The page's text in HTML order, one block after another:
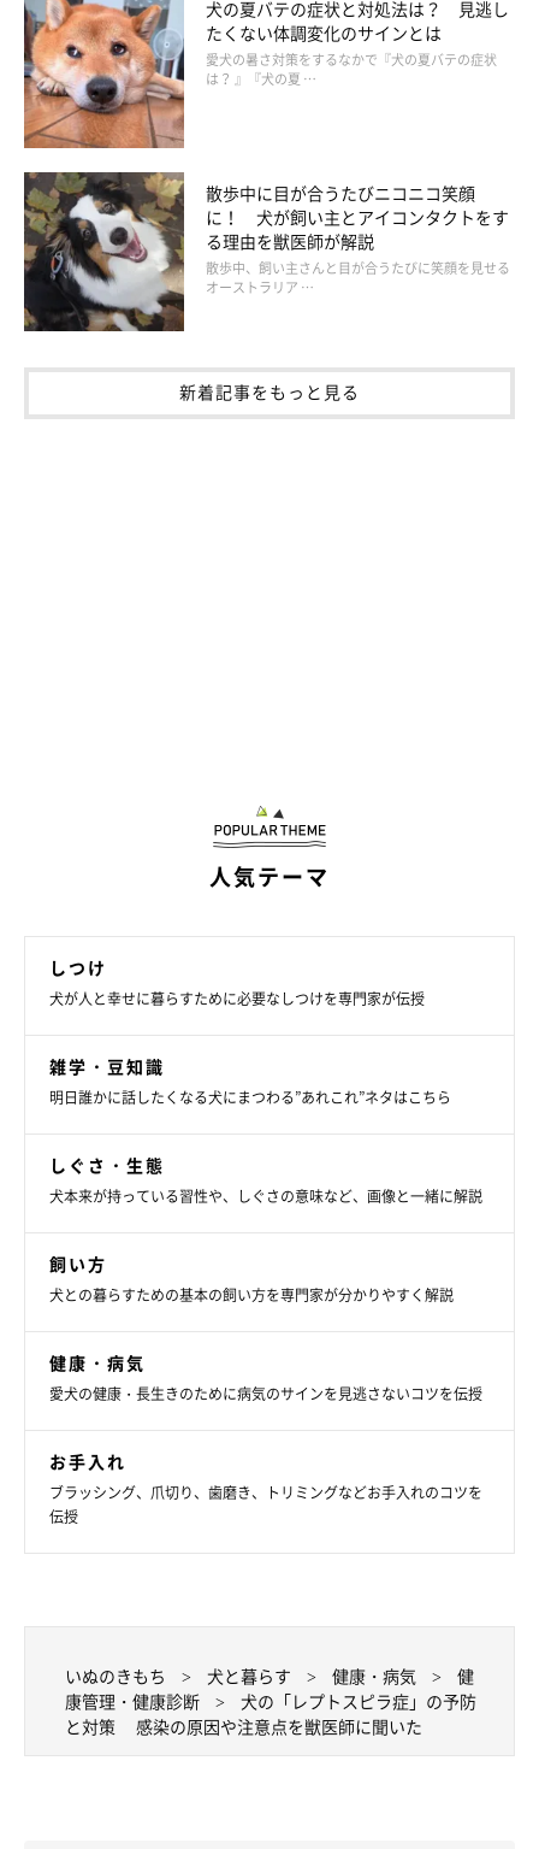
が落ちているときは感染、発症しやすくなるので川や山に遊びに
行かないほうがよいでしょう。
いぬのきもち投稿写真ギャラリー
ではここからは、犬のレプトスピラ症の予防対策についてみてい
きましょう。
犬のレプトスピラ症の予防として、ワクチンを接種することがで
きます。
なお、レプトスピラ症のワクチンを接種しても犬がレプトスピラ
症を発症するケースも考えられます。この理由として、レプトス
ピラには多くの型があり、混合ワクチンで全ての型を予防できる
って感染が成立してしまうことがあります。
犬の夏バテの症状と対処法は？ 見逃し
たくない体調変化のサインとは
愛犬の暑さ対策をするなかで『犬の夏バテの症状
は？ 』『犬の夏 …
散歩中に目が合うたびニコニコ笑顔
に！ 犬が飼い主とアイコンタクトをす
る理由を獣医師が解説
散歩中、飼い主さんと目が合うたびに笑顔を見せる
オーストラリア …
新着記事をもっと見る
人気テーマ
しつけ
犬が人と幸せに暮らすために必要なしつけを専門家が伝授
雑学・豆知識
明日誰かに話したくなる犬にまつわる”あれこれ”ネタはこちら
しぐさ・生態
犬本来が持っている習性や、しぐさの意味など、画像と一緒に解説
飼い方
犬との暮らすための基本の飼い方を専門家が分かりやすく解説
健康・病気
愛犬の健康・長生きのために病気のサインを見逃さないコツを伝授
お手入れ
ブラッシング、爪切り、歯磨き、トリミングなどお手入れのコツを
伝授
いぬのきもち 犬と暮らす 健康・病気
健
康管理・健康診断
犬の「レプトスピラ症」の予防
と対策 感染の原因や注意点を獣医師に聞いた